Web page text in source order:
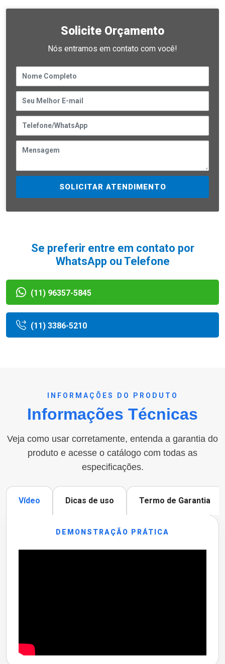
Solicite Orçamento
Nós entramos em contato com você!
SOLICITAR ATENDIMENTO
Se preferir entre em contato por
WhatsApp ou Telefone
(11) 96357-5845
(11) 3386-5210
INFORMAÇÕES DO PRODUTO
Informações Técnicas
Veja como usar corretamente, entenda a garantia do
produto e acesse o catálogo com todas as
especificações.
Vídeo Dicas de uso Termo de Garantia
DEMONSTRAÇÃO PRÁTICA